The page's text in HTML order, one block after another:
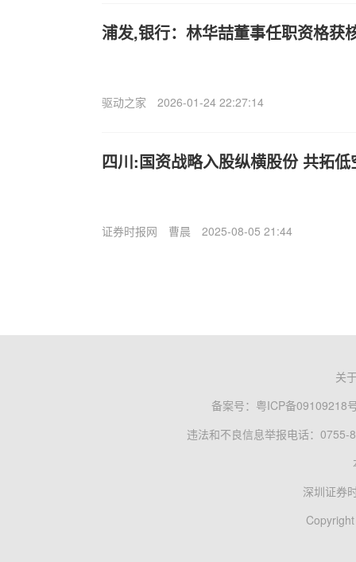
浦发,银行：林华喆董事任职资格获
驱动之家 2026-01-24 22:27:14
四川:国资战略入股纵横股份 共拓
证券时报网 曹晨 2025-08-05 21:44
关
备案号： 粤ICP备09109218
违法和不良信息举报电话：0755-
深圳证券